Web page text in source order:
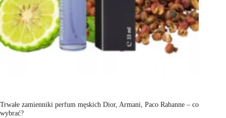
Trwałe zamienniki perfum męskich Dior, Armani, Paco Rabanne – co
wybrać?